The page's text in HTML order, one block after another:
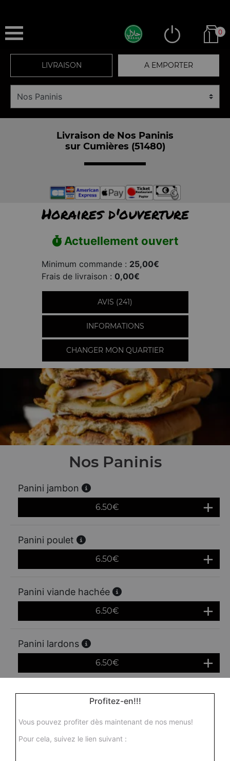
0
LIVRAISON A EMPORTER
Livraison de Nos Paninis
sur Cumières (51480)
Horaires d'ouverture
Actuellement ouvert
Minimum commande : 25,00€
Frais de livraison : 0,00€
AVIS (241)
INFORMATIONS
CHANGER MON QUARTIER
Nos Paninis
Panini jambon
6.50€
Panini poulet
6.50€
Panini viande hachée
6.50€
Panini lardons
6.50€
Panini thon Profitez-en!!!
Vous pouvez profiter dès maintenant de nos menus!
Pour cela, suivez le lien suivant :